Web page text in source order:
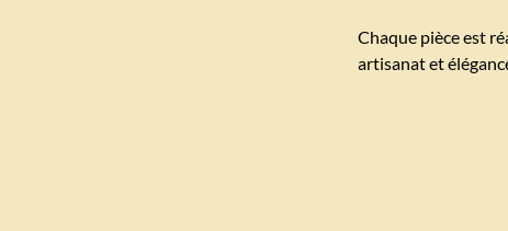
Chaque pièce est
artisanat et